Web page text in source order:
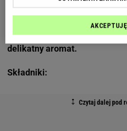
smakiem, który dobrze łączy
zerwane kwiaty, ponieważ
delikatny aromat.
Składniki:
AKCEPTUJĘ